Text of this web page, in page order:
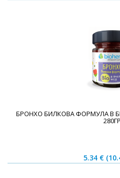
БРОНХО БИЛКОВА ФОРМУЛА В
280ГР
5.34 €